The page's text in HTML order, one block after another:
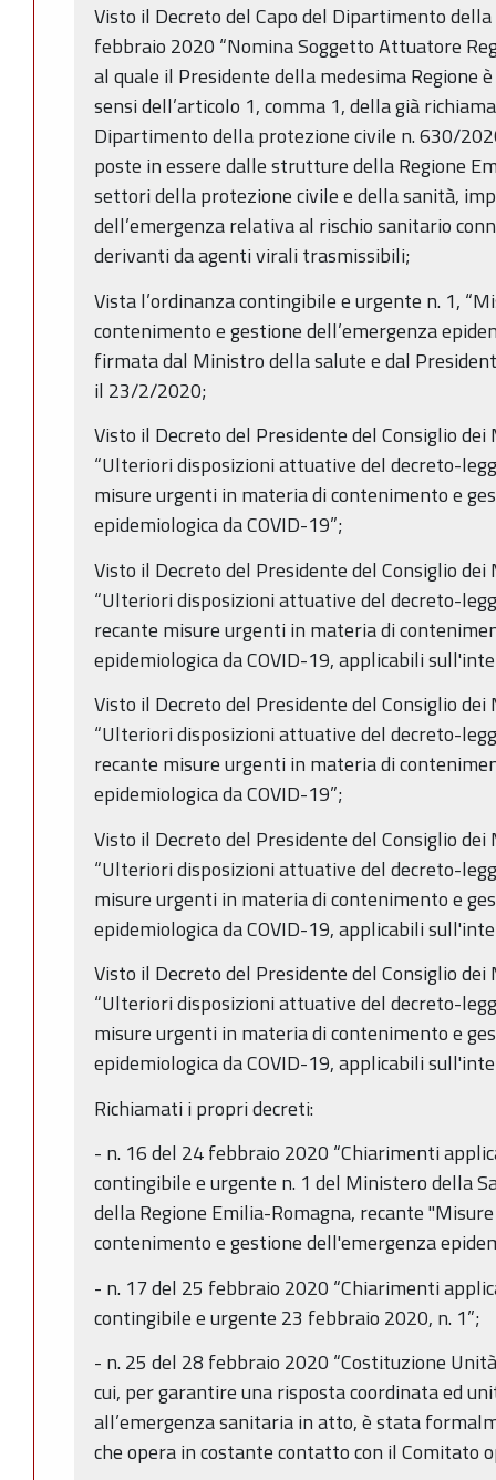
Visto il Decreto del Capo del Dipartimento
febbraio 2020 “Nomina Soggetto Attuatore
al quale il Presidente della medesima Regione
sensi dell’articolo 1, comma 1, della già
Dipartimento della protezione civile n. 630/
poste in essere dalle strutture della Regione
settori della protezione civile e della sanità,
dell’emergenza relativa al rischio sanitario
derivanti da agenti virali trasmissibili;
Vista l’ordinanza contingibile e urgente n. 1,
contenimento e gestione dell’emergenza
firmata dal Ministro della salute e dal
il 23/2/2020;
Visto il Decreto del Presidente del Consiglio
“Ulteriori disposizioni attuative del decreto-
misure urgenti in materia di contenimento e
epidemiologica da COVID-19”;
Visto il Decreto del Presidente del Consiglio
“Ulteriori disposizioni attuative del decreto-
recante misure urgenti in materia di
epidemiologica da COVID-19, applicabili
Visto il Decreto del Presidente del Consiglio
“Ulteriori disposizioni attuative del decreto-
recante misure urgenti in materia di
epidemiologica da COVID-19”;
Visto il Decreto del Presidente del Consiglio
“Ulteriori disposizioni attuative del decreto-
misure urgenti in materia di contenimento e
epidemiologica da COVID-19, applicabili
Visto il Decreto del Presidente del Consiglio
“Ulteriori disposizioni attuative del decreto-
misure urgenti in materia di contenimento e
epidemiologica da COVID-19, applicabili
Richiamati i propri decreti:
-­ n. 16 del 24 febbraio 2020 “Chiarimenti
contingibile e urgente n. 1 del Ministero della
della Regione Emilia-Romagna, recante
contenimento e gestione dell'emergenza
-­ n. 17 del 25 febbraio 2020 “Chiarimenti
contingibile e urgente 23 febbraio 2020, n. 1”;
-­ n. 25 del 28 febbraio 2020 “Costituzione
cui, per garantire una risposta coordinata ed
all’emergenza sanitaria in atto, è stata
che opera in costante contatto con il Comitato